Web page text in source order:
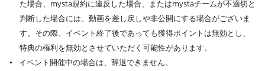
た場合、mysta規約に違反した場合、またはmystaチームが不適切と
判断した場合には、動画を差し戻しや非公開にする場合がございま
す。その際、イベント終了後であっても獲得ポイントは無効とし、
特典の権利を無効とさせていただく可能性があります。
イベント開催中の場合は、辞退できません。